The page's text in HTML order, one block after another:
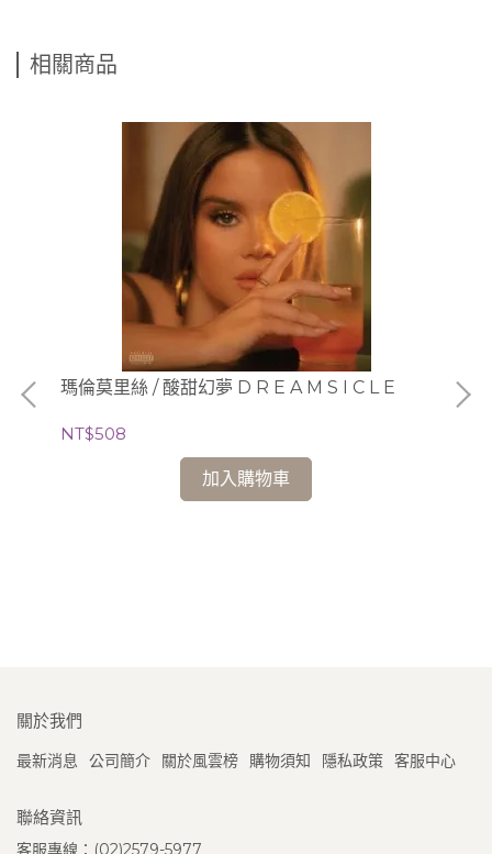
相關商品
瑪倫莫里絲 / 酸甜幻夢 D R E A M S I C L E
NT$508
加入購物車
麥
關於我們
最新消息 公司簡介 關於風雲榜 購物須知 隱私政策 客服中心
聯絡資訊
客服專線：(02)2579-5977